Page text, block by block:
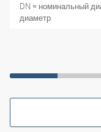
DN = номинальный
диаметр